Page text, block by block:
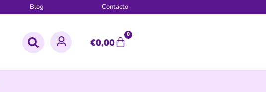
Blog Contacto
€0,00
0